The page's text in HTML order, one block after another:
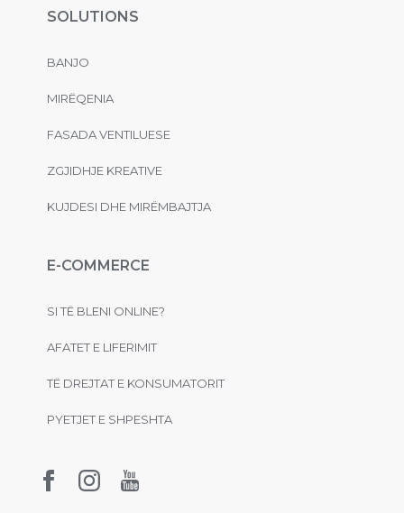
SOLUTIONS
BANJO
MIRËQENIA
FASADA VENTILUESE
ZGJIDHJE KREATIVE
KUJDESI DHE MIRËMBAJTJA
E-COMMERCE
SI TË BLENI ONLINE?
AFATET E LIFERIMIT
TË DREJTAT E KONSUMATORIT
PYETJET E SHPESHTA